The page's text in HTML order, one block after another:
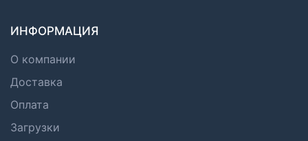
ИНФОРМАЦИЯ
О компании
Доставка
Оплата
Загрузки